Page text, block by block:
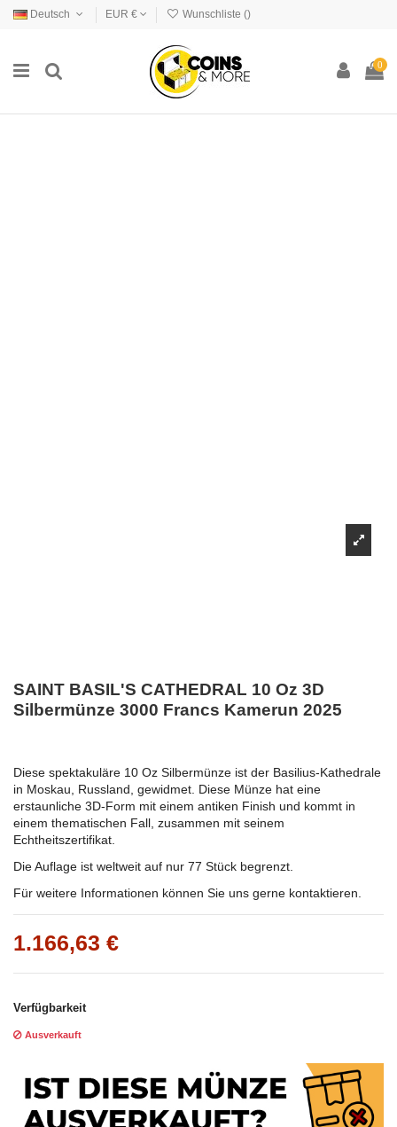
Deutsch EUR € Wunschliste ()
0
SAINT BASIL'S CATHEDRAL 10 Oz 3D
Silbermünze 3000 Francs Kamerun 2025
Diese spektakuläre 10 Oz Silbermünze ist der Basilius-Kathedrale
in Moskau, Russland, gewidmet. Diese Münze hat eine
erstaunliche 3D-Form mit einem antiken Finish und kommt in
einem thematischen Fall, zusammen mit seinem
Echtheitszertifikat.
Die Auflage ist weltweit auf nur 77 Stück begrenzt.
Für weitere Informationen können Sie uns gerne kontaktieren.
1.166,63 €
Verfügbarkeit
Ausverkauft